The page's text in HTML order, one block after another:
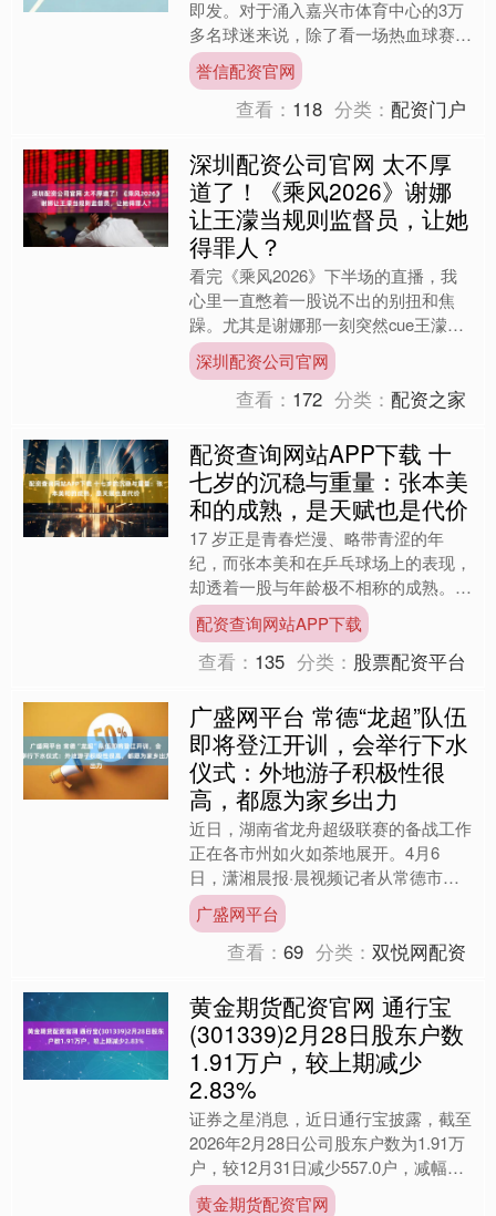
即发。对于涌入嘉兴市体育中心的3万
多名球迷来说，除了看一场热血球赛，
还有一项更令人心动的隐藏福利——每
一位走进球场的球迷，....
誉信配资官网
查看： 118 分类：配资门户
深圳配资公司官网 太不厚
道了！《乘风2026》谢娜
让王濛当规则监督员，让她
得罪人？
看完《乘风2026》下半场的直播，我
心里一直憋着一股说不出的别扭和焦
躁。尤其是谢娜那一刻突然cue王濛担
任规则监督员的场景，越想越觉得不合
适。这哪里是简单的分工....
深圳配资公司官网
查看： 172 分类：配资之家
配资查询网站APP下载 十
七岁的沉稳与重量：张本美
和的成熟，是天赋也是代价
17 岁正是青春烂漫、略带青涩的年
纪，而张本美和在乒乓球场上的表现，
却透着一股与年龄极不相称的成熟。她
神情冷静、出手果断，面对强手从容不
迫，心理素质远超同龄人，....
配资查询网站APP下载
查看： 135 分类： 股票配资平台
广盛网平台 常德“龙超”队伍
即将登江开训，会举行下水
仪式：外地游子积极性很
高，都愿为家乡出力
近日，湖南省龙舟超级联赛的备战工作
正在各市州如火如荼地展开。4月6
日，潇湘晨报·晨视频记者从常德市龙
舟协会获悉，4月7日起龙舟将陆续登
江，正式开始训练，“一直到....
广盛网平台
查看：69 分类：双悦网配资
黄金期货配资官网 通行宝
(301339)2月28日股东户数
1.91万户，较上期减少
2.83%
证券之星消息，近日通行宝披露，截至
2026年2月28日公司股东户数为1.91万
户，较12月31日减少557.0户，减幅为
2.83%。户均持股数量由上期的2.95....
黄金期货配资官网